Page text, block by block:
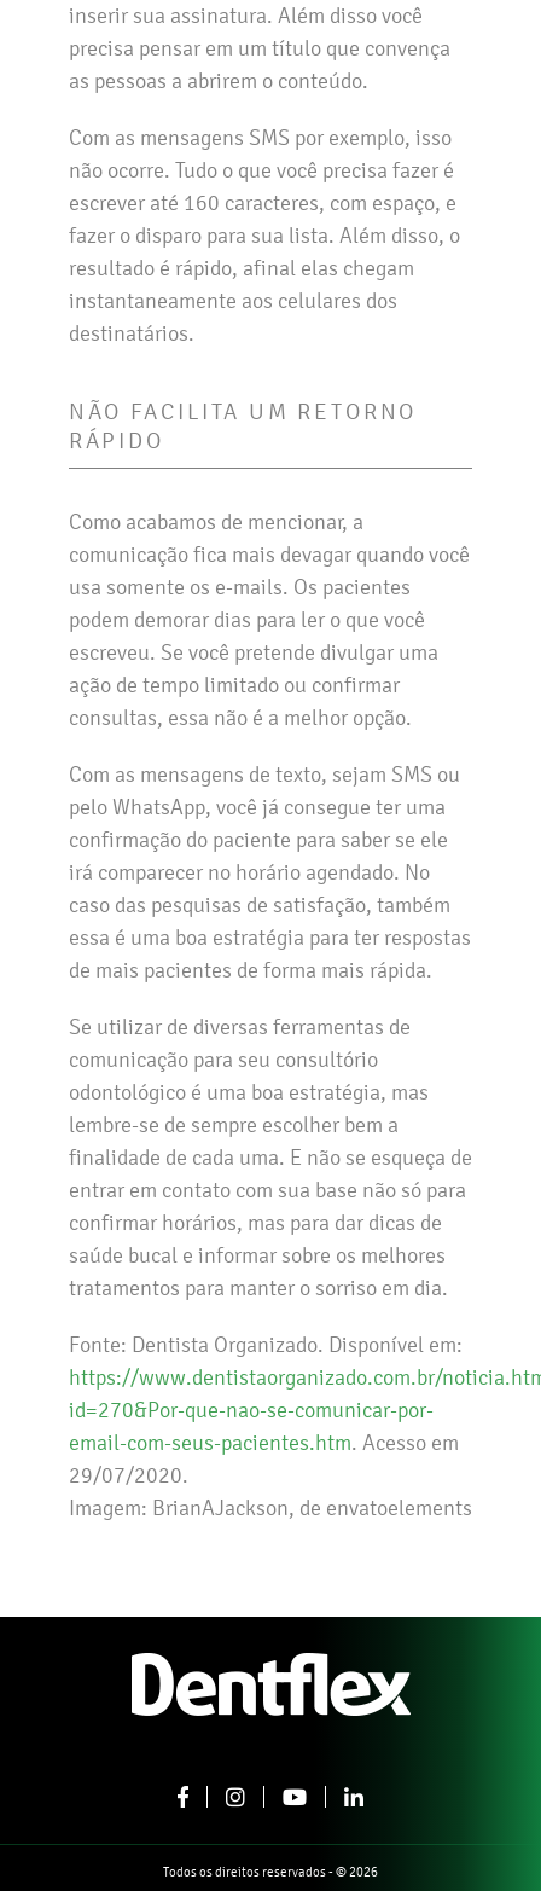
inserir sua assinatura. Além disso você
precisa pensar em um título que convença
as pessoas a abrirem o conteúdo.
Com as mensagens SMS por exemplo, isso
não ocorre. Tudo o que você precisa fazer é
escrever até 160 caracteres, com espaço, e
fazer o disparo para sua lista. Além disso, o
resultado é rápido, afinal elas chegam
instantaneamente aos celulares dos
destinatários.
NÃO FACILITA UM RETORNO
RÁPIDO
Como acabamos de mencionar, a
comunicação fica mais devagar quando você
usa somente os e-mails. Os pacientes
podem demorar dias para ler o que você
escreveu. Se você pretende divulgar uma
ação de tempo limitado ou confirmar
consultas, essa não é a melhor opção.
Com as mensagens de texto, sejam SMS ou
pelo WhatsApp, você já consegue ter uma
confirmação do paciente para saber se ele
irá comparecer no horário agendado. No
caso das pesquisas de satisfação, também
essa é uma boa estratégia para ter respostas
de mais pacientes de forma mais rápida.
Se utilizar de diversas ferramentas de
comunicação para seu consultório
odontológico é uma boa estratégia, mas
lembre-se de sempre escolher bem a
finalidade de cada uma. E não se esqueça de
entrar em contato com sua base não só para
confirmar horários, mas para dar dicas de
saúde bucal e informar sobre os melhores
tratamentos para manter o sorriso em dia.
Fonte: Dentista Organizado. Disponível em:
https://www.dentistaorganizado.com.br/
id=270&Por-que-nao-se-comunicar-por-
email-com-seus-pacientes.htm. Acesso em
29/07/2020.
Imagem: BrianAJackson, de envatoelements
Todos os direitos reservados - © 2026